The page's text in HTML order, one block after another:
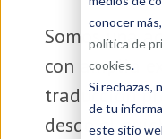
conocer
política de
cookies.
Si rechazas,
de tu
este sitio
Somos una
con amplia
traducción
desde el